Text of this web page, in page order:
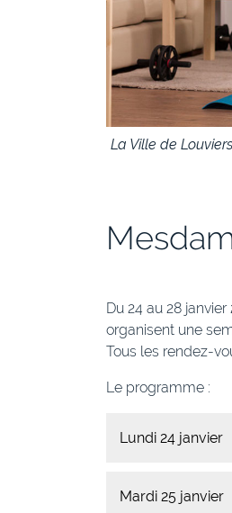
La Ville de
Du 24 au 28 janvier
organisent une
Tous les rendez-
Le programme :
Lundi 24 janvier
Mardi 25 janvier